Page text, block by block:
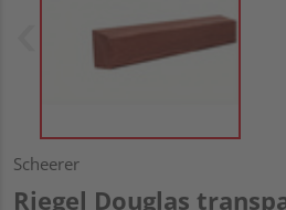
Scheerer
Riegel Douglas